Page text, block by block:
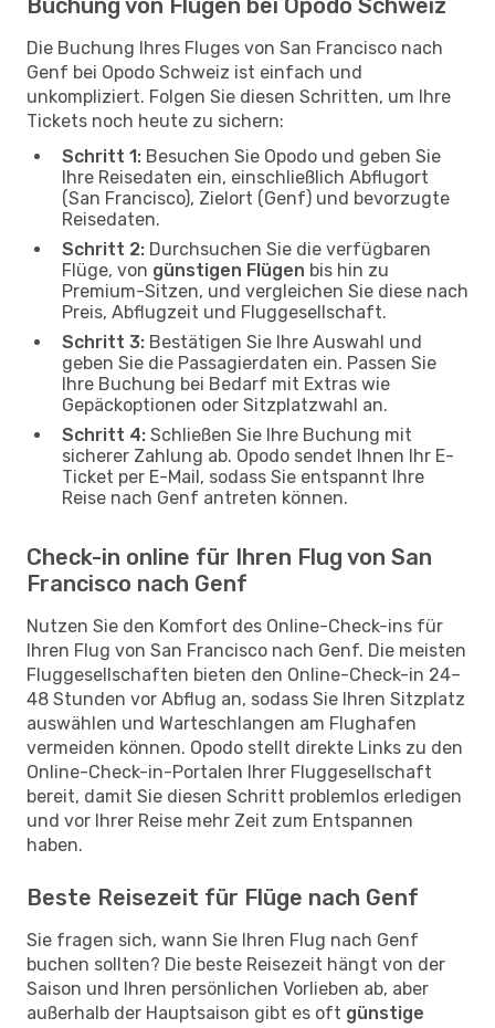
Buchung von Flügen bei Opodo Schweiz
Die Buchung Ihres Fluges von San Francisco nach
Genf bei Opodo Schweiz ist einfach und
unkompliziert. Folgen Sie diesen Schritten, um Ihre
Tickets noch heute zu sichern:
Schritt 1: Besuchen Sie Opodo und geben Sie
Ihre Reisedaten ein, einschließlich Abflugort
(San Francisco), Zielort (Genf) und bevorzugte
Reisedaten.
Schritt 2: Durchsuchen Sie die verfügbaren
Flüge, von günstigen Flügen bis hin zu
Premium-Sitzen, und vergleichen Sie diese nach
Preis, Abflugzeit und Fluggesellschaft.
Schritt 3: Bestätigen Sie Ihre Auswahl und
geben Sie die Passagierdaten ein. Passen Sie
Ihre Buchung bei Bedarf mit Extras wie
Gepäckoptionen oder Sitzplatzwahl an.
Schritt 4: Schließen Sie Ihre Buchung mit
sicherer Zahlung ab. Opodo sendet Ihnen Ihr E-
Ticket per E-Mail, sodass Sie entspannt Ihre
Reise nach Genf antreten können.
Check-in online für Ihren Flug von San
Francisco nach Genf
Nutzen Sie den Komfort des Online-Check-ins für
Ihren Flug von San Francisco nach Genf. Die meisten
Fluggesellschaften bieten den Online-Check-in 24–
48 Stunden vor Abflug an, sodass Sie Ihren Sitzplatz
auswählen und Warteschlangen am Flughafen
vermeiden können. Opodo stellt direkte Links zu den
Online-Check-in-Portalen Ihrer Fluggesellschaft
bereit, damit Sie diesen Schritt problemlos erledigen
und vor Ihrer Reise mehr Zeit zum Entspannen
haben.
Beste Reisezeit für Flüge nach Genf
Sie fragen sich, wann Sie Ihren Flug nach Genf
buchen sollten? Die beste Reisezeit hängt von der
Saison und Ihren persönlichen Vorlieben ab, aber
außerhalb der Hauptsaison gibt es oft günstige